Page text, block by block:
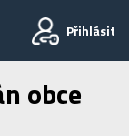
Přihlásit
obce